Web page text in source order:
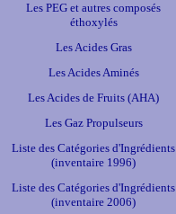
Les PEG et autres composés
éthoxylés
Les Acides Gras
Les Acides Aminés
Les Acides de Fruits (AHA)
Les Gaz Propulseurs
Liste des Catégories d'Ingrédients
(inventaire 1996)
Liste des Catégories d'Ingrédients
(inventaire 2006)